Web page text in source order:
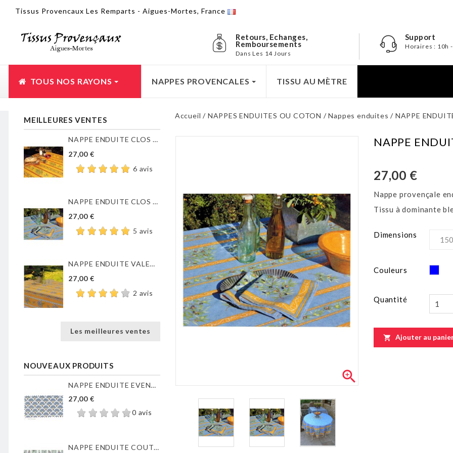
Tissus Provencaux Les Remparts - Aigues-Mortes, France
Retours, Echanges,
Remboursements
Dans Les 14 Jours
Support
Horaires : 10h
TOUS NOS RAYONS NAPPES PROVENCALES TISSU AU MÈTRE
MEILLEURES VENTES
NAPPE ENDUITE CLOS DES...
27,00 €
6 avis
NAPPE ENDUITE CLOS DES...
27,00 €
5 avis
NAPPE ENDUITE VALENSOLE JAUNE
27,00 €
2 avis
Les meilleures ventes
NOUVEAUX PRODUITS
NAPPE ENDUITE EVENTAILS...
27,00 €
0 avis
NAPPE ENDUITE COUTIL DE...
Accueil NAPPES ENDUITES OU COTON Nappes enduites NAPPE

NAPPE
27,00 €
Nappe provençale
Tissu à dominante
Dimensions
Couleurs Bleu
Quantité
 Ajouter au